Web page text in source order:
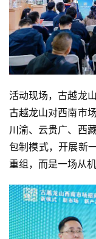
活动现场，古越龙
古越龙山对西南市
川渝、云贵广、西
包制模式，开展新
重组，而是一场从